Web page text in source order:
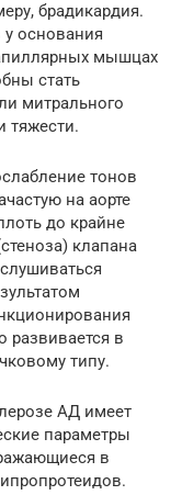
брадикардия.
основания
мышцах
стать
митрального
тяжести.
тонов
на аорте
до крайне
клапана
развивается в
типу.
АД имеет
параметры
в